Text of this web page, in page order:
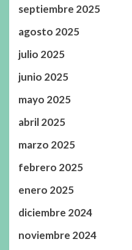
septiembre 2025
agosto 2025
julio 2025
junio 2025
mayo 2025
abril 2025
marzo 2025
febrero 2025
enero 2025
diciembre 2024
noviembre 2024